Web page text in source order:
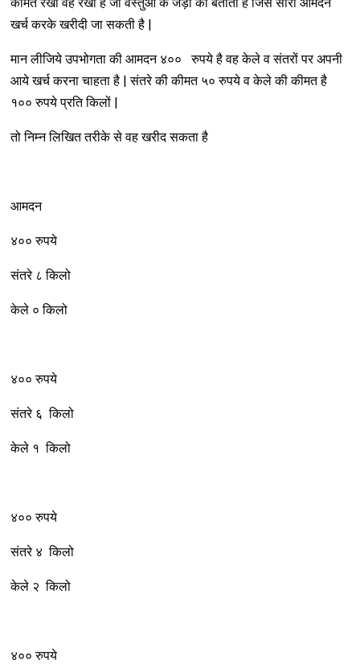
खर्च करके खरीदी जा सकती है |
मान लीजिये उपभोगता की आमदन ४०० रुपये है वह केले व संतरों पर अपनी
आये खर्च करना चाहता है | संतरे की कीमत ५० रुपये व केले की कीमत है
१०० रुपये प्रति किलों |
तो निम्न लिखित तरीके से वह खरीद सकता है
आमदन
४०० रुपये
संतरे ८ किलो
केले ० किलो
४०० रुपये
संतरे ६ किलो
केले १ किलो
४०० रुपये
संतरे ४ किलो
केले २ किलो
४०० रुपये